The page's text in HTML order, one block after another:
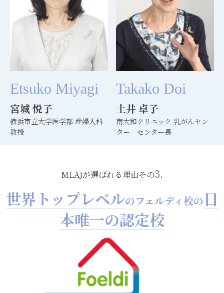
Etsuko Miyagi
宮城 悦子
横浜市立大学医学部 産婦人科
教授
Takako Doi
土井 卓子
南大和クリニック 乳がんセン
ター センター長
MLAJが選ばれる理由その3.
世界トップレベルのフェルディ校の 日
本唯一の認定校